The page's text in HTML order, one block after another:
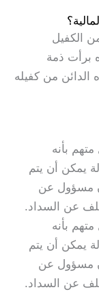
الكفيل
برأت ذمة
الدائن من كفيله
بأنه
يمكن أن يتم
مسؤول عن
عن السداد.
بأنه
يمكن أن يتم
مسؤول عن
عن السداد.